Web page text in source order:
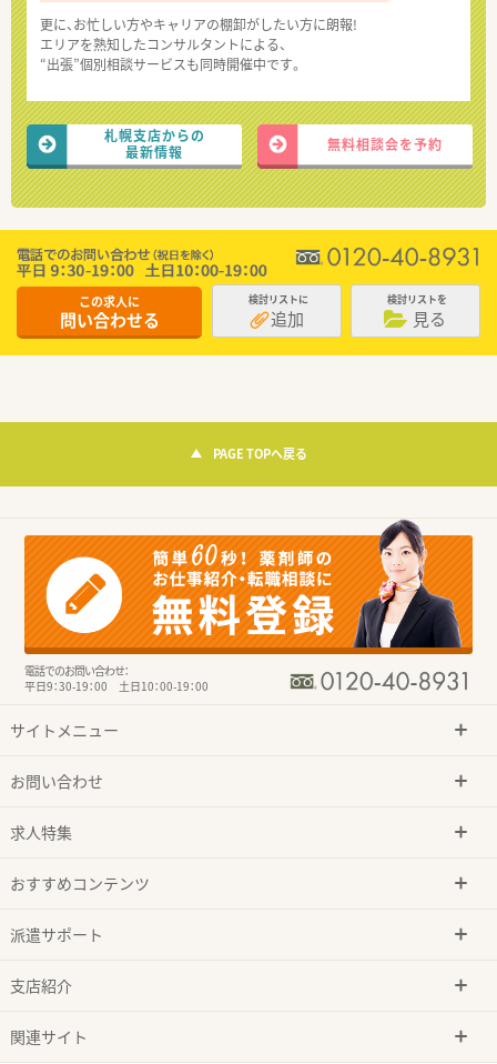
更に、お忙しい方やキャリアの棚卸がしたい方に朗報!
エリアを熟知したコンサルタントによる、
“出張”個別相談サービスも同時開催中です。
札幌支店からの
最新情報
無料相談会を予約
この求人に
問い合わせる
検討リストに
追加
検討リストを
見る
PAGE TOPへ戻る
電話でのお問い合わせ：
平日9：30-19：00 土日10：00-19：00
サイトメニュー
お問い合わせ
求人特集
おすすめコンテンツ
派遣サポート
支店紹介
関連サイト